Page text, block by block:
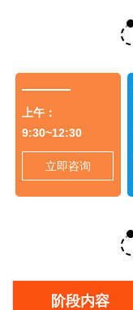
上午：
9:30~12:30
立即咨询
阶段内容